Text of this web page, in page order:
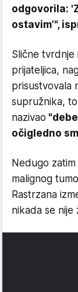
odgovorila:
ostavim’",
Slične tvrdnje
prijateljica,
prisustvovala
supružnika,
nazivao
očigledno
Nedugo
malignog
Rastrzana
nikada se nije